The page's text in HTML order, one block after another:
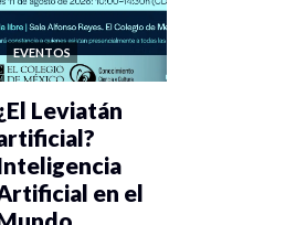
EVENTOS
Leviatán
en el